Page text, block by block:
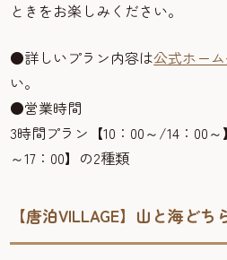
ときをお楽しみください。
●詳しいプラン内容は公式ホー
い。
●営業時間
3時間プラン【10：00～/14：00
～17：00】の2種類
【唐泊VILLAGE】山と海ど